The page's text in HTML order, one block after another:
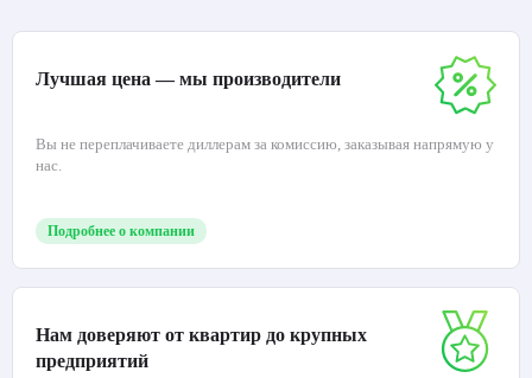
Лучшая цена — мы производители
Вы не переплачиваете диллерам за комиссию, заказывая напрямую у
нас.
Подробнее о компании
Нам доверяют от квартир до крупных
предприятий